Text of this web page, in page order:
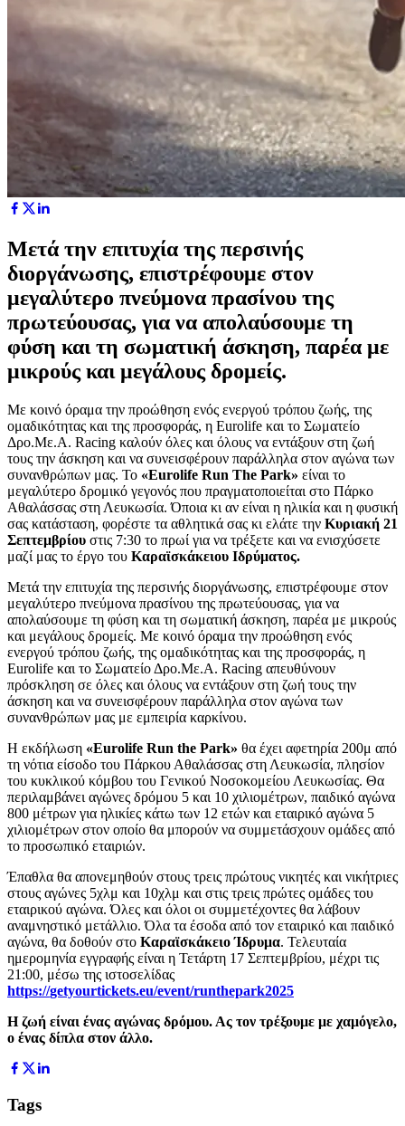
Μετά την επιτυχία της περσινής
διοργάνωσης, επιστρέφουμε στον
μεγαλύτερο πνεύμονα πρασίνου της
πρωτεύουσας, για να απολαύσουμε τη
φύση και τη σωματική άσκηση, παρέα με
μικρούς και μεγάλους δρομείς.
Με κοινό όραμα την προώθηση ενός ενεργού τρόπου ζωής, της
ομαδικότητας και της προσφοράς, η Eurolife και το Σωματείο
Δρο.Με.Α. Racing καλούν όλες και όλους να εντάξουν στη ζωή
τους την άσκηση και να συνεισφέρουν παράλληλα στον αγώνα των
συνανθρώπων μας. Το «Eurolife Run The Park» είναι το
μεγαλύτερο δρομικό γεγονός που πραγματοποιείται στο Πάρκο
Αθαλάσσας στη Λευκωσία. Όποια κι αν είναι η ηλικία και η φυσική
σας κατάσταση, φορέστε τα αθλητικά σας κι ελάτε την Κυριακή 21
Σεπτεμβρίου στις 7:30 το πρωί για να τρέξετε και να ενισχύσετε
μαζί μας το έργο του Καραϊσκάκειου Ιδρύματος.
Μετά την επιτυχία της περσινής διοργάνωσης, επιστρέφουμε στον
μεγαλύτερο πνεύμονα πρασίνου της πρωτεύουσας, για να
απολαύσουμε τη φύση και τη σωματική άσκηση, παρέα με μικρούς
και μεγάλους δρομείς. Με κοινό όραμα την προώθηση ενός
ενεργού τρόπου ζωής, της ομαδικότητας και της προσφοράς, η
Eurolife και το Σωματείο Δρο.Με.Α. Racing απευθύνουν
πρόσκληση σε όλες και όλους να εντάξουν στη ζωή τους την
άσκηση και να συνεισφέρουν παράλληλα στον αγώνα των
συνανθρώπων μας με εμπειρία καρκίνου.
Η εκδήλωση «Eurolife Run the Park» θα έχει αφετηρία 200μ από
τη νότια είσοδο του Πάρκου Αθαλάσσας στη Λευκωσία, πλησίον
του κυκλικού κόμβου του Γενικού Νοσοκομείου Λευκωσίας. Θα
περιλαμβάνει αγώνες δρόμου 5 και 10 χιλιομέτρων, παιδικό αγώνα
800 μέτρων για ηλικίες κάτω των 12 ετών και εταιρικό αγώνα 5
χιλιομέτρων στον οποίο θα μπορούν να συμμετάσχουν ομάδες από
το προσωπικό εταιριών.
Έπαθλα θα απονεμηθούν στους τρεις πρώτους νικητές και νικήτριες
στους αγώνες 5χλμ και 10χλμ και στις τρεις πρώτες ομάδες του
εταιρικού αγώνα. Όλες και όλοι οι συμμετέχοντες θα λάβουν
αναμνηστικό μετάλλιο. Όλα τα έσοδα από τον εταιρικό και παιδικό
αγώνα, θα δοθούν στο Καραϊσκάκειο Ίδρυμα. Τελευταία
ημερομηνία εγγραφής είναι η Τετάρτη 17 Σεπτεμβρίου, μέχρι τις
21:00, μέσω της ιστοσελίδας
https://getyourtickets.eu/event/runthepark2025
Η ζωή είναι ένας αγώνας δρόμου. Ας τον τρέξουμε με χαμόγελο,
ο ένας δίπλα στον άλλο.
Tags